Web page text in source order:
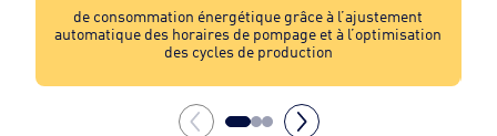
de consommation énergétique grâce à l’ajustement
automatique des horaires de pompage et à l’optimisation
des cycles de production